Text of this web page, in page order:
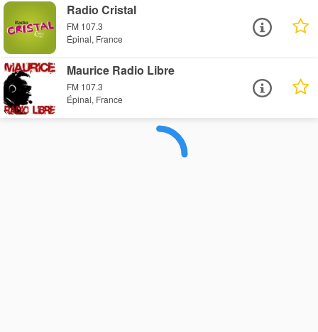
Radio Cristal
FM 107.3
Épinal, France
Maurice Radio Libre
FM 107.3
Épinal, France